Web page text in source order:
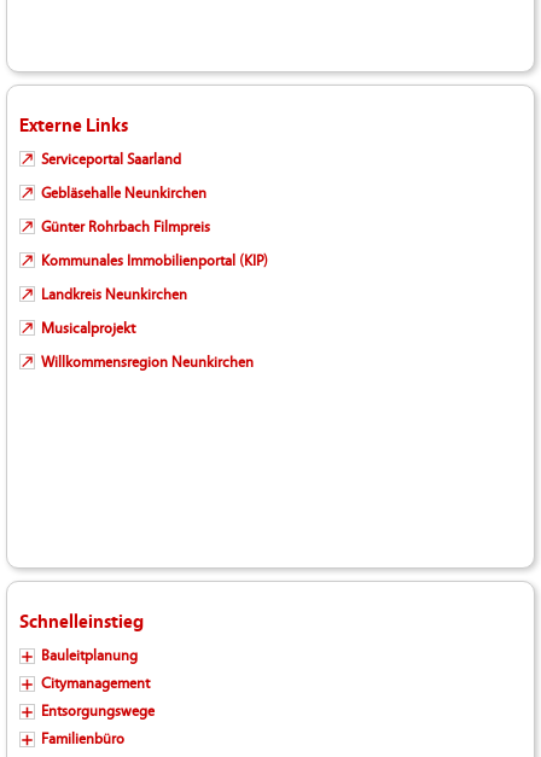
Externe Links
Serviceportal Saarland
Gebläsehalle Neunkirchen
Günter Rohrbach Filmpreis
Kommunales Immobilienportal (KIP)
Landkreis Neunkirchen
Musicalprojekt
Willkommensregion Neunkirchen
Schnelleinstieg
Bauleitplanung
Citymanagement
Entsorgungswege
Familienbüro